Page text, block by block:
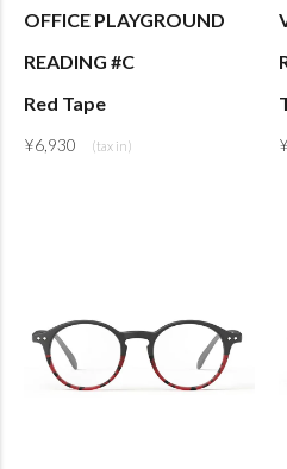
OFFICE PLAYGROUND
READING #C
Red Tape
¥6,930 ¥